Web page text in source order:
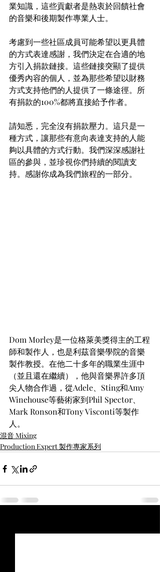
業知識，這些貢獻者是熱衷於回饋社會
的音樂和後期製作專業人士。
考慮到一些社區成員可能希望以更具體
的方式表達感謝，我們決定在合適的地
方引入捐款鏈接。這些鏈接突顯了提供
優秀內容的個人，並為那些希望以財務
方式支持他們的人提供了一條途徑。所
有捐款的100%都將直接給予作者。
請知悉，完全沒有捐款壓力。這只是一
種方式，讓那些有意向表達支持的人能
夠以具體的方式行動。我們深深感謝社
區的參與，並珍視你們持續的閱讀支
持。感謝你成為我們旅程的一部分。
Dom Morley是一位格萊美獎得主的工程
師和製作人，也是利茲音樂學院的音樂
製作教授。在他二十多年的職業生涯中
（並且還在繼續），他與音樂界許多頂
尖人物合作過，從Adele、Sting和Amy
Winehouse等藝術家到Phil Spector、
Mark Ronson和Tony Visconti等製作
人。
混音 Mixing
Production Expert 製作專家系列